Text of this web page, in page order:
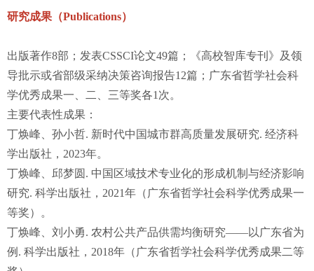
研究成果（Publications）
出版著作8部；发表CSSCI论文49篇；《高校智库专刊》及领
导批示或省部级采纳决策咨询报告12篇；广东省哲学社会科
学优秀成果一、二、三等奖各1次。
主要代表性成果：
丁焕峰、孙小哲. 新时代中国城市群高质量发展研究. 经济科
学出版社，2023年。
丁焕峰、邱梦圆. 中国区域技术专业化的形成机制与经济影响
研究. 科学出版社，2021年（广东省哲学社会科学优秀成果一
等奖）。
丁焕峰、刘小勇. 农村公共产品供需均衡研究——以广东省为
例. 科学出版社，2018年（广东省哲学社会科学优秀成果二等